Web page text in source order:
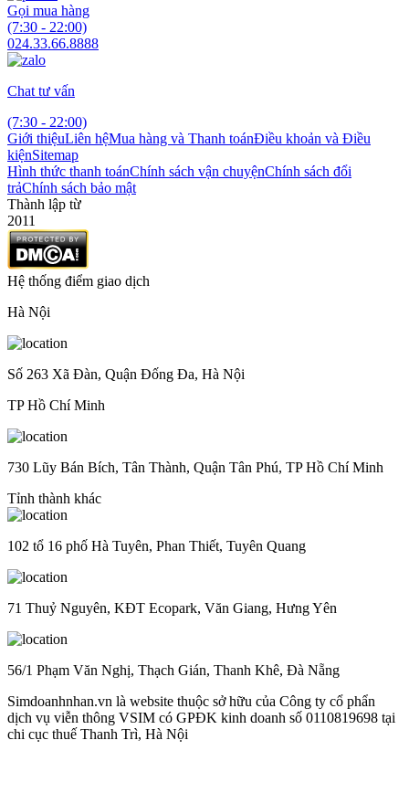
Gọi mua hàng
(7:30 - 22:00)
024.33.66.8888
Chat tư vấn
(7:30 - 22:00)
Giới thiệuLiên hệMua hàng và Thanh toánĐiều khoản và Điều
kiệnSitemap
Hình thức thanh toánChính sách vận chuyệnChính sách đổi
trảChính sách bảo mật
Thành lập từ
2011
Hệ thống điểm giao dịch
Hà Nội
Số 263 Xã Đàn, Quận Đống Đa, Hà Nội
TP Hồ Chí Minh
730 Lũy Bán Bích, Tân Thành, Quận Tân Phú, TP Hồ Chí Minh
Tỉnh thành khác
102 tổ 16 phố Hà Tuyên, Phan Thiết, Tuyên Quang
71 Thuỷ Nguyên, KĐT Ecopark, Văn Giang, Hưng Yên
56/1 Phạm Văn Nghị, Thạch Gián, Thanh Khê, Đà Nẵng
Simdoanhnhan.vn là website thuộc sở hữu của Công ty cổ phẩn
dịch vụ viễn thông VSIM có GPĐK kinh doanh số 0110819698 tại
chi cục thuế Thanh Trì, Hà Nội